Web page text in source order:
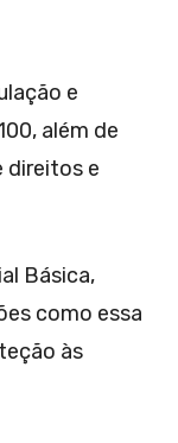
e
além de
direitos e
Básica,
como essa
às